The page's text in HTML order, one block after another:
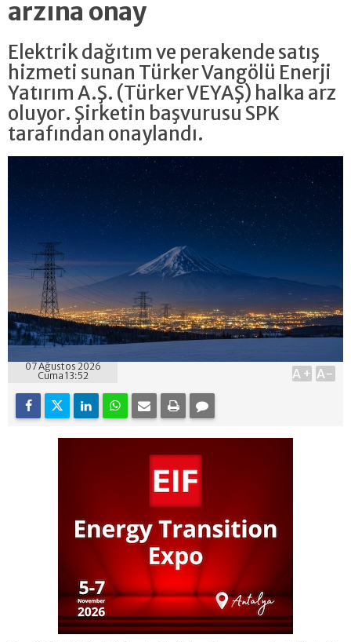
arzına onay
Elektrik dağıtım ve perakende satış
hizmeti sunan Türker Vangölü Enerji
Yatırım A.Ş. (Türker VEYAŞ) halka arz
oluyor. Şirketin başvurusu SPK
tarafından onaylandı.
07 Ağustos 2026
Cuma 13:52
A+ A-